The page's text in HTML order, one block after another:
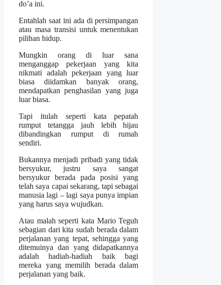
do’a ini.
Entahlah saat ini ada di persimpangan
atau masa transisi untuk menentukan
pilihan hidup.
Mungkin orang di luar sana
menganggap pekerjaan yang kita
nikmati adalah pekerjaan yang luar
biasa diidamkan banyak orang,
mendapatkan penghasilan yang juga
luar biasa.
Tapi itulah seperti kata pepatah
rumput tetangga jauh lebih hijau
dibandingkan rumput di rumah
sendiri.
Bukannya menjadi pribadi yang tidak
bersyukur, justru saya sangat
bersyukur berada pada posisi yang
telah saya capai sekarang, tapi sebagai
manusia lagi – lagi saya punya impian
yang harus saya wujudkan.
Atau malah seperti kata Mario Teguh
sebagian dari kita sudah berada dalam
perjalanan yang tepat, sehingga yang
ditemuinya dan yang didapatkannya
adalah hadiah-hadiah baik bagi
mereka yang memilih berada dalam
perjalanan yang baik.